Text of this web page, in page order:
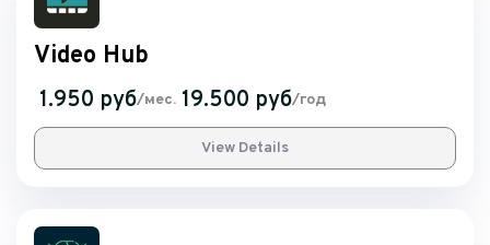
Video Hub
1.950 руб/мес. 19.500 руб/год
View Details